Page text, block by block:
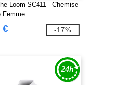
Loom SC411 - Chemise
Femme
€ -17%